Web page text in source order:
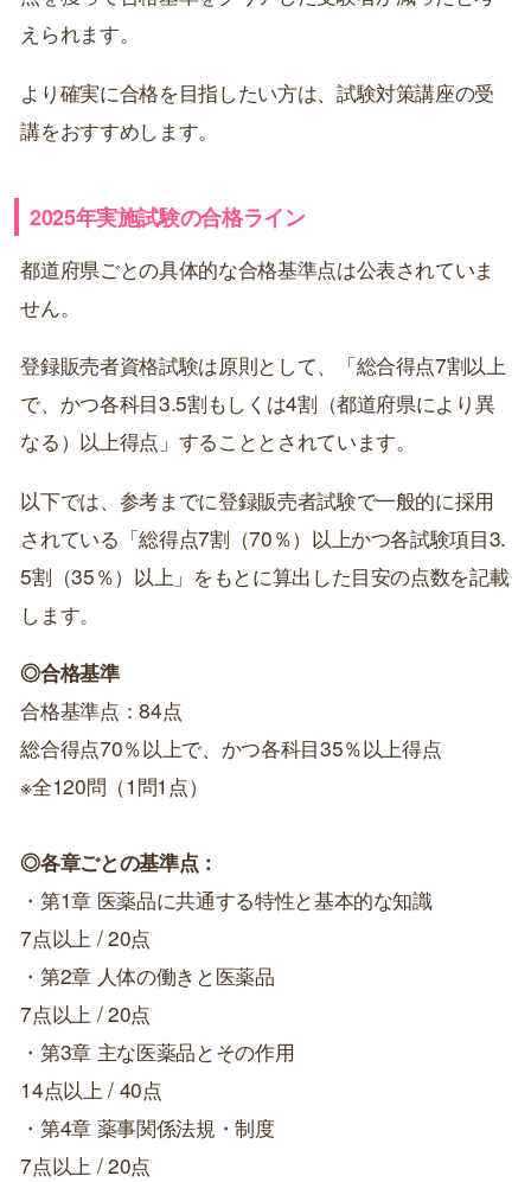
えられます。
より確実に合格を目指したい方は、試験対策講座の受
講をおすすめします。
2025年実施試験の合格ライン
都道府県ごとの具体的な合格基準点は公表されていま
せん。
登録販売者資格試験は原則として、「総合得点7割以上
で、かつ各科目3.5割もしくは4割（都道府県により異
なる）以上得点」することとされています。
以下では、参考までに登録販売者試験で一般的に採用
されている「総得点7割（70％）以上かつ各試験項目3.
5割（35％）以上」をもとに算出した目安の点数を記載
します。
◎合格基準
合格基準点：84点
総合得点70％以上で、かつ各科目35％以上得点
※全120問（1問1点）
◎各章ごとの基準点：
・第1章 医薬品に共通する特性と基本的な知識
7点以上 / 20点
・第2章 人体の働きと医薬品
7点以上 / 20点
・第3章 主な医薬品とその作用
14点以上 / 40点
・第4章 薬事関係法規・制度
7点以上 / 20点